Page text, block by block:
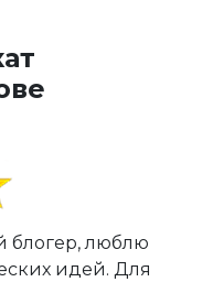
блогер, люблю
идей. Для